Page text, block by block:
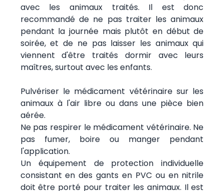
avec les animaux traités. Il est donc
recommandé de ne pas traiter les animaux
pendant la journée mais plutôt en début de
soirée, et de ne pas laisser les animaux qui
viennent d'être traités dormir avec leurs
maîtres, surtout avec les enfants.
Pulvériser le médicament vétérinaire sur les
animaux à l'air libre ou dans une pièce bien
aérée.
Ne pas respirer le médicament vétérinaire. Ne
pas fumer, boire ou manger pendant
l'application.
Un équipement de protection individuelle
consistant en des gants en PVC ou en nitrile
doit être porté pour traiter les animaux. Il est